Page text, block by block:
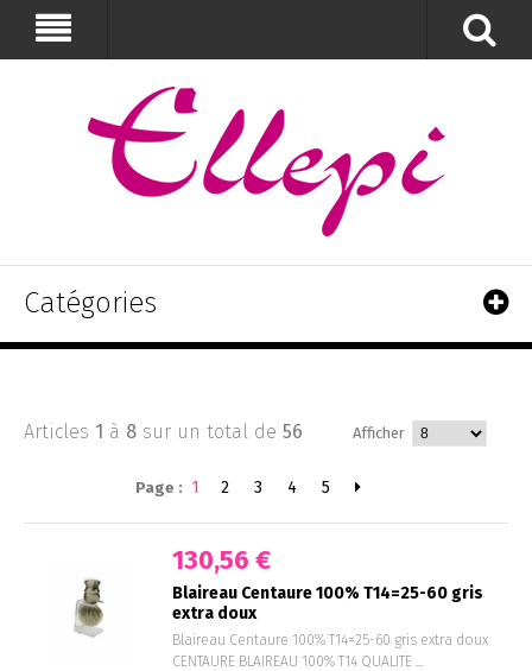
Catégories
Articles 1 à 8sur un total de 56 Afficher
Page : 1 2 3 4 5
130,56 €
Blaireau Centaure 100% T14=25-60 gris
extra doux
Blaireau Centaure 100% T14=25-60 gris extra doux
CENTAURE BLAIREAU 100% T14 QUALITE ...